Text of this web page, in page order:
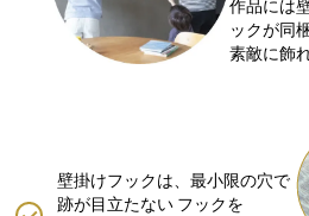
作品には
ックが同
素敵に飾
壁掛けフックは、最小限の穴で
跡が目立たない フックを